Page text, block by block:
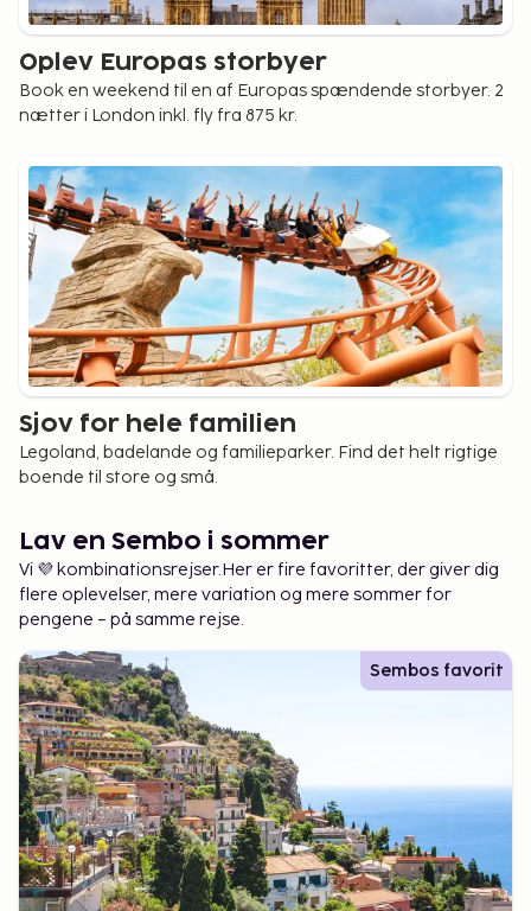
Oplev Europas storbyer
Book en weekend til en af Europas spændende storbyer. 2
nætter i London inkl. fly fra 875 kr.
Sjov for hele familien
Legoland, badelande og familieparker. Find det helt rigtige
boende til store og små.
Lav en Sembo i sommer
Vi 💜 kombinationsrejser.Her er fire favoritter, der giver dig
flere oplevelser, mere variation og mere sommer for
pengene – på samme rejse.
Sembos favorit